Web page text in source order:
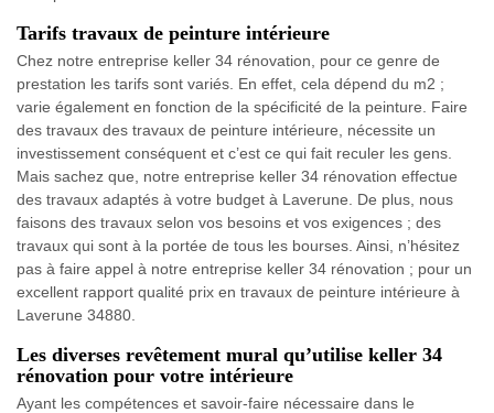
Tarifs travaux de peinture intérieure
Chez notre entreprise keller 34 rénovation, pour ce genre de
prestation les tarifs sont variés. En effet, cela dépend du m2 ;
varie également en fonction de la spécificité de la peinture. Faire
des travaux des travaux de peinture intérieure, nécessite un
investissement conséquent et c’est ce qui fait reculer les gens.
Mais sachez que, notre entreprise keller 34 rénovation effectue
des travaux adaptés à votre budget à Laverune. De plus, nous
faisons des travaux selon vos besoins et vos exigences ; des
travaux qui sont à la portée de tous les bourses. Ainsi, n’hésitez
pas à faire appel à notre entreprise keller 34 rénovation ; pour un
excellent rapport qualité prix en travaux de peinture intérieure à
Laverune 34880.
Les diverses revêtement mural qu’utilise keller 34
rénovation pour votre intérieure
Ayant les compétences et savoir-faire nécessaire dans le